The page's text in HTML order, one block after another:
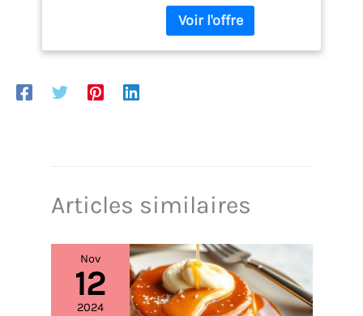
magnétique ou au trou de
suspension au dos, vous
pouvez facilement
Articles similaires
Nov
12
2024